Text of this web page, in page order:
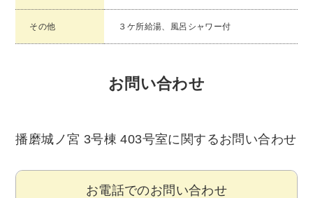
その他 ３ケ所給湯、風呂シャワー付
お問い合わせ
播磨城ノ宮 3号棟 403号室に関するお問い合わせ
お電話でのお問い合わせ